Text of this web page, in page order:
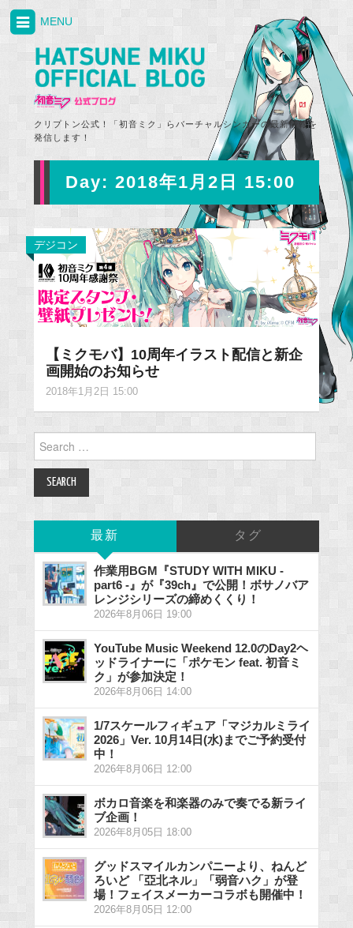
クリプトン公式！「初音ミク」らバーチャルシンガーの最新情報を
発信します！
MENU
Day: 2018年1月2日 15:00
デジコン
【ミクモバ】10周年イラスト配信と新企
画開始のお知らせ
2018年1月2日 15:00
for:
最新 タグ
作業用BGM『STUDY WITH MIKU -
part6 -』が『39ch』で公開！ボサノバア
レンジシリーズの締めくくり！
2026年8月06日 19:00
YouTube Music Weekend 12.0のDay2ヘ
ッドライナーに「ポケモン feat. 初音ミ
ク」が参加決定！
2026年8月06日 14:00
1/7スケールフィギュア「マジカルミライ
2026」Ver. 10月14日(水)までご予約受付
中！
2026年8月06日 12:00
ボカロ音楽を和楽器のみで奏でる新ライ
ブ企画！
2026年8月05日 18:00
グッドスマイルカンパニーより、ねんど
ろいど 「亞北ネル」「弱音ハク」が登
場！フェイスメーカーコラボも開催中！
2026年8月05日 12:00